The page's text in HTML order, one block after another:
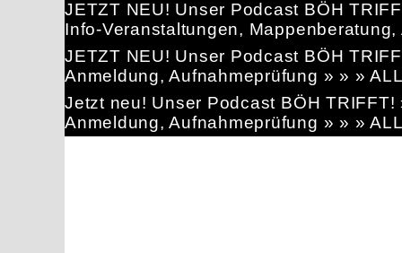
JETZT NEU! Unser Podcast BÖH
Info-Veranstaltungen,
JETZT NEU! Unser Podcast BÖH
Anmeldung, Aufnahmeprüfung » » »
Jetzt neu! Unser Podcast BÖH TRIFFT!
Anmeldung, Aufnahmeprüfung » » »